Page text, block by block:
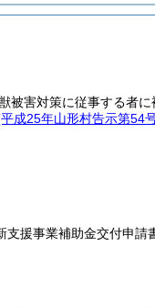
被害対策に従事する者
成25年山形村告示第54
支援事業補助金交付申請